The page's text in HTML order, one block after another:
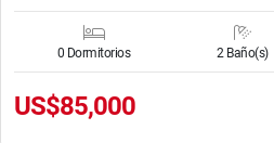
0 Dormitorios 2 Baño(s)
US$85,000